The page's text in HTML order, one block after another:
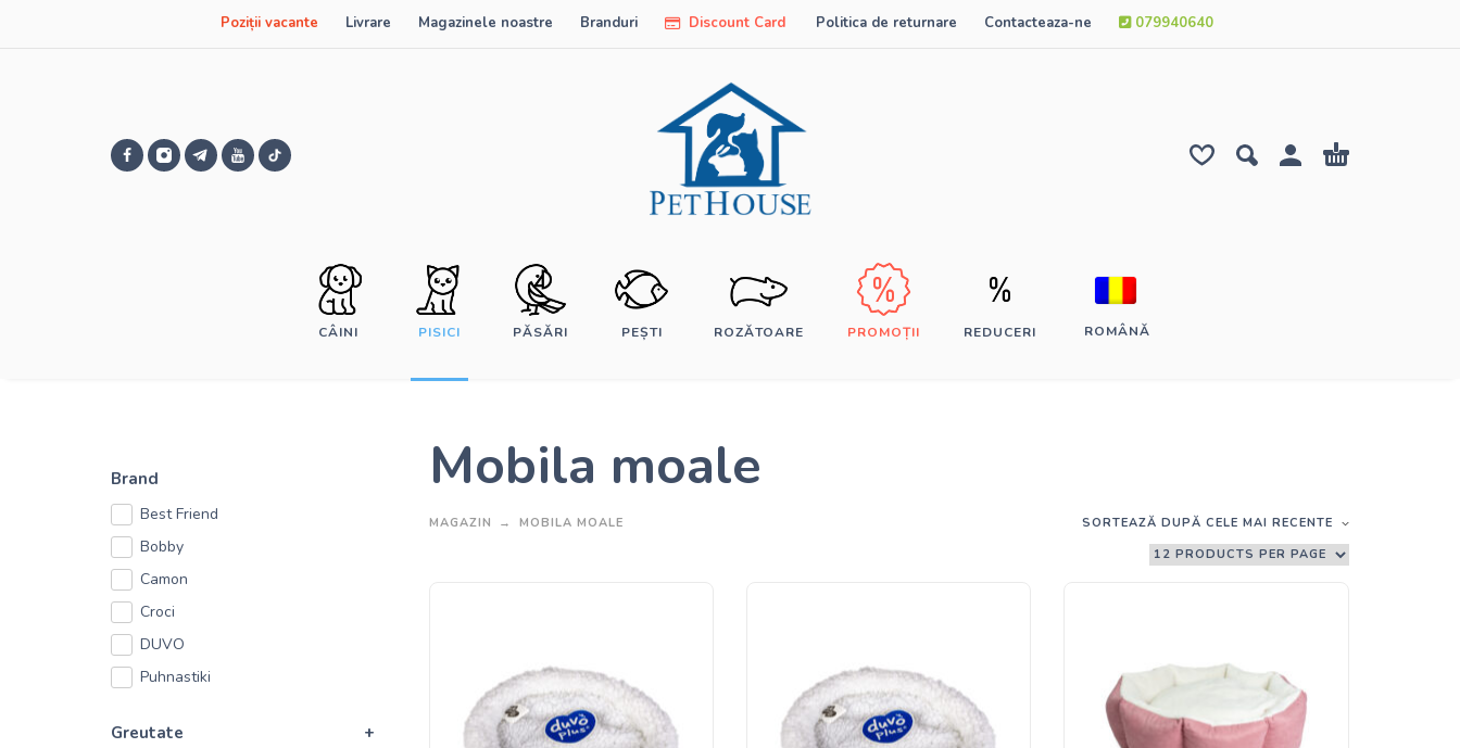
Poziții vacante Livrare Magazinele noastre Branduri Discount Card Politica de returnare Contacteaza-ne 079940640
CÂINI PISICI PĂSĂRI PEȘTI ROZĂTOARE PROMOȚII REDUCERI ROMÂNĂ
Brand
Best Friend
Bobby
Camon
Croci
DUVO
Puhnastiki
Greutate +
Mobila moale
MAGAZIN MOBILA MOALE SORTEAZĂ DUPĂ CELE MAI RECENTE